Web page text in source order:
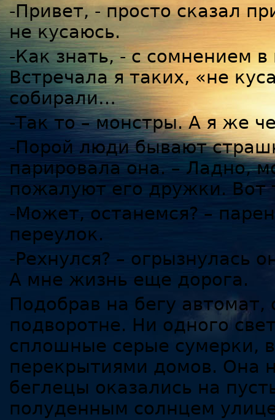
-Привет, - просто сказал
не кусаюсь.
-Как знать, - с сомнением в
Встречала я таких, «не
собирали…
-Так то – монстры. А я же
-Порой люди бывают
парировала она. – Ладно,
пожалуют его дружки. Вот
-Может, останемся? –
переулок.
-Рехнулся? – огрызнулась
А мне жизнь еще дорога.
Подобрав на бегу
подворотне. Ни одного
сплошные серые сумерки,
перекрытиями домов. Она
беглецы оказались на
полуденным солнцем